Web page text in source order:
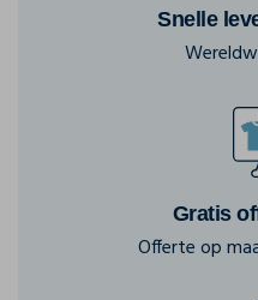
Snelle
Gratis
Offerte op